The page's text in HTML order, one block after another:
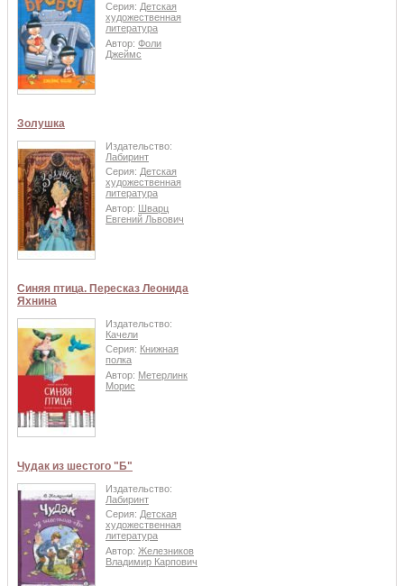
Серия: Детская
художественная
литература
Автор: Фоли
Джеймс
Золушка
Издательство:
Лабиринт
Серия: Детская
художественная
литература
Автор: Шварц
Евгений Львович
Синяя птица. Пересказ Леонида
Яхнина
Издательство:
Качели
Серия: Книжная
полка
Автор: Метерлинк
Морис
Чудак из шестого "Б"
Издательство:
Лабиринт
Серия: Детская
художественная
литература
Автор: Железников
Владимир Карпович